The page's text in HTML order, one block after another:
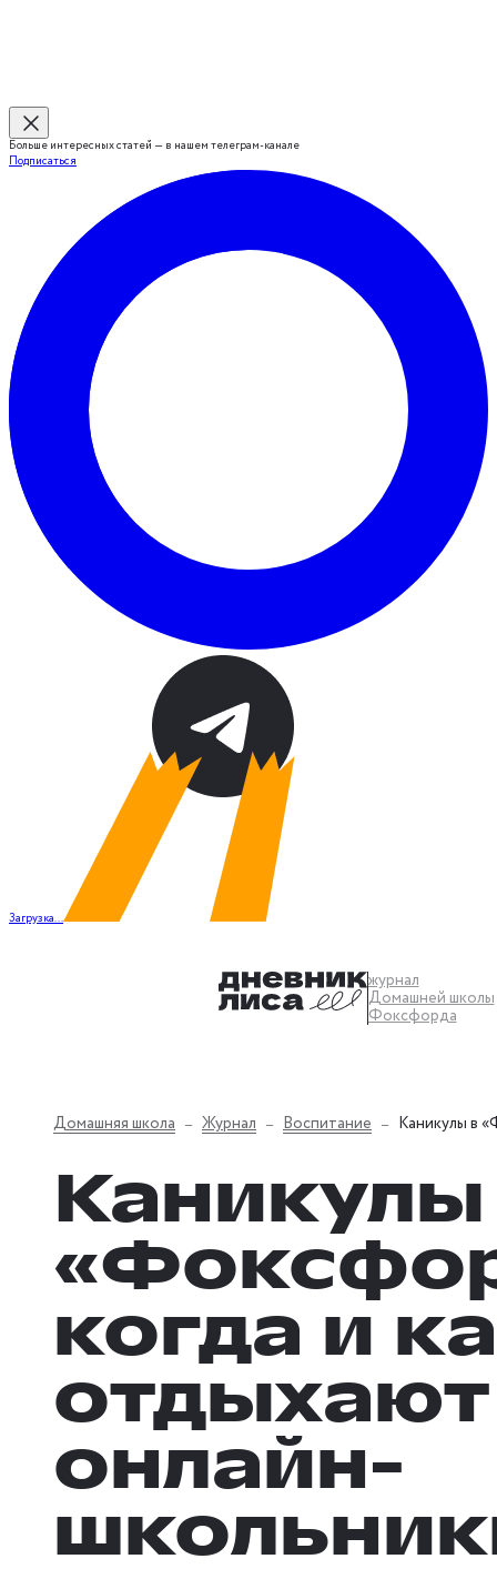
Больше интересных статей — в нашем телеграм-канале
Подписаться
Загрузка...
журнал
Домашней школы
Фоксфорда
Домашняя школа Журнал Воспитание Каникулы в
Каникулы
когда и
отдыхают
онлайн-